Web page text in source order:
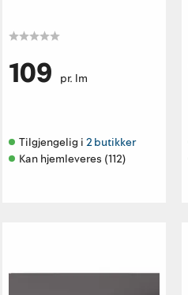
109 pr. lm
Tilgjengelig i 2 butikker
Kan hjemleveres (112)